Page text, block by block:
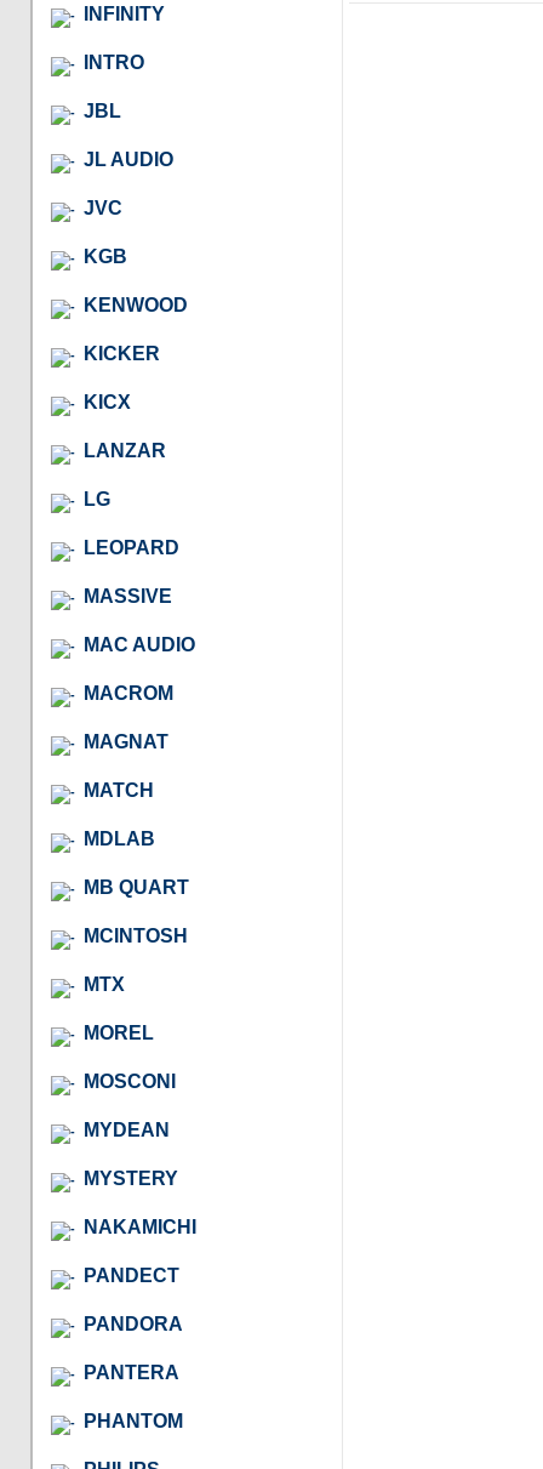
INFINITY
INTRO
JBL
JL AUDIO
JVC
KGB
KENWOOD
KICKER
KICX
LANZAR
LG
LEOPARD
MASSIVE
MAC AUDIO
MACROM
MAGNAT
MATCH
MDLAB
MB QUART
MCINTOSH
MTX
MOREL
MOSCONI
MYDEAN
MYSTERY
NAKAMICHI
PANDECT
PANDORA
PANTERA
PHANTOM